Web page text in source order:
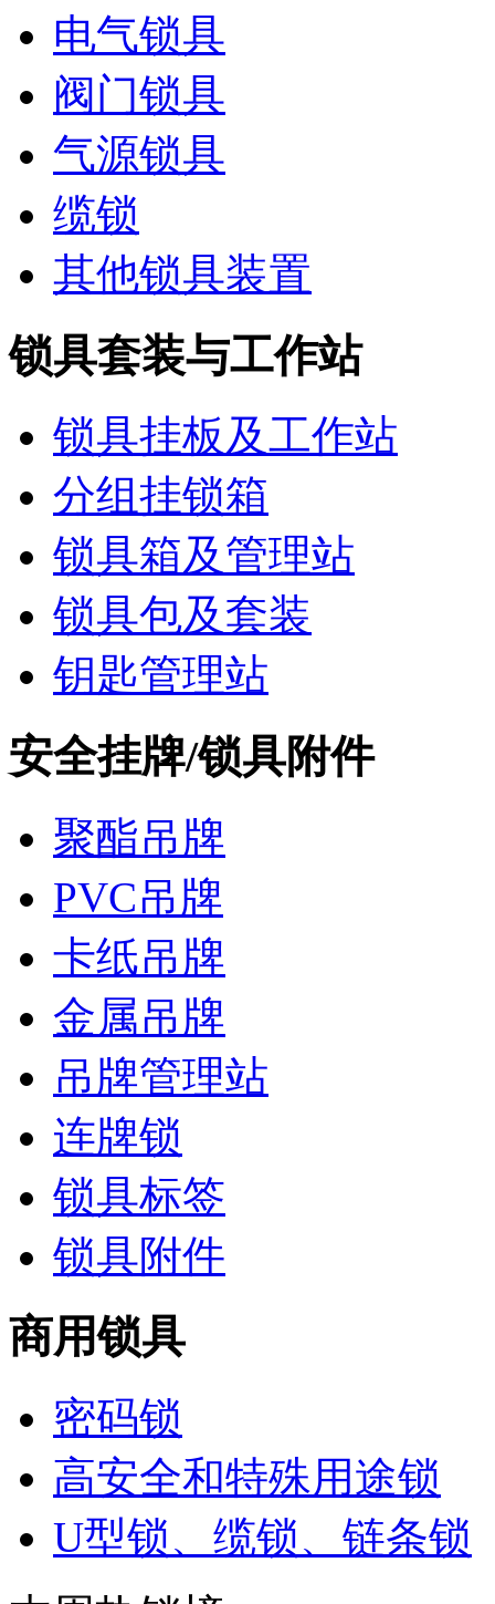
电气锁具
阀门锁具
气源锁具
缆锁
其他锁具装置
锁具套装与工作站
锁具挂板及工作站
分组挂锁箱
锁具箱及管理站
锁具包及套装
钥匙管理站
安全挂牌/锁具附件
聚酯吊牌
PVC吊牌
卡纸吊牌
金属吊牌
吊牌管理站
连牌锁
锁具标签
锁具附件
商用锁具
密码锁
高安全和特殊用途锁
U型锁、缆锁、链条锁